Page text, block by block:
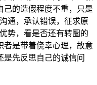
己的造假程度不重，只是
通，承认错误，征求原
势，看是否还有转圜的
者是带着侥幸心理，故意
是先反思自己的诚信问